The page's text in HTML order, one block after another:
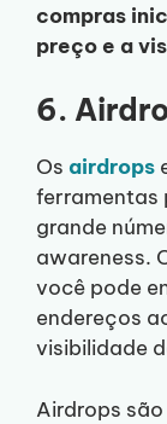
compras
preço e a
6.
Os airdrops
ferramentas
grande
awareness.
você pode
endereços
visibilidade
Airdrops